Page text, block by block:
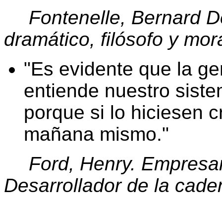
Fontenelle, Bernard
dramático, filósofo y
Es evidente que la
entiende nuestro
porque si lo hiciesen
mañana mismo.
Ford, Henry.
Desarrollador de la